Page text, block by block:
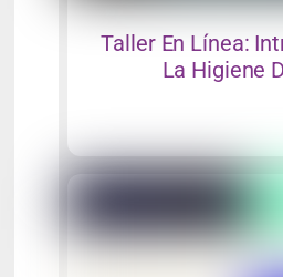
Taller En Línea:
La Higiene